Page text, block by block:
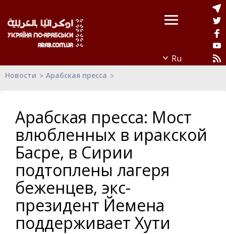
Новости Арабская пресса
Арабская пресса: Мост
влюбленных в иракской
Басре, в Сирии
подтоплены лагеря
беженцев, экс-
президент Йемена
поддерживает Хути